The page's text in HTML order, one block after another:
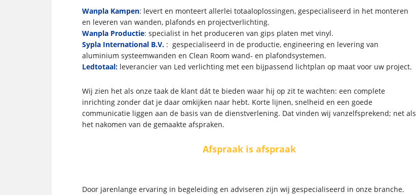
Wanpla Kampen: levert en monteert allerlei totaaloplossingen, gespecialiseerd in het monteren
en leveren van wanden, plafonds en projectverlichting.
Wanpla Productie: specialist in het produceren van gips platen met vinyl.
Sypla International B.V. : gespecialiseerd in de productie, engineering en levering van
aluminium systeemwanden en Clean Room wand- en plafondsystemen.
Ledtotaal: leverancier van Led verlichting met een bijpassend lichtplan op maat voor uw project.
Wij zien het als onze taak de klant dát te bieden waar hij op zit te wachten: een complete
inrichting zonder dat je daar omkijken naar hebt. Korte lijnen, snelheid en een goede
communicatie liggen aan de basis van de dienstverlening. Dat vinden wij vanzelfsprekend; net als
het nakomen van de gemaakte afspraken.
Afspraak is afspraak
Door jarenlange ervaring in begeleiding en adviseren zijn wij gespecialiseerd in onze branche.